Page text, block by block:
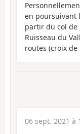
en poursuivant
partir du col de
Ruisseau du
routes (croix
06 sept. 2021 à